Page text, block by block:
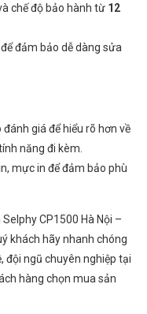
chế độ bảo hành từ 12
đảm bảo dễ dàng sửa
giá để hiểu rõ hơn về
năng đi kèm.
mực in để đảm bảo phù
CP1500 Hà Nội –
khách hãy nhanh chóng
đội ngũ chuyên nghiệp tại
hàng chọn mua sản